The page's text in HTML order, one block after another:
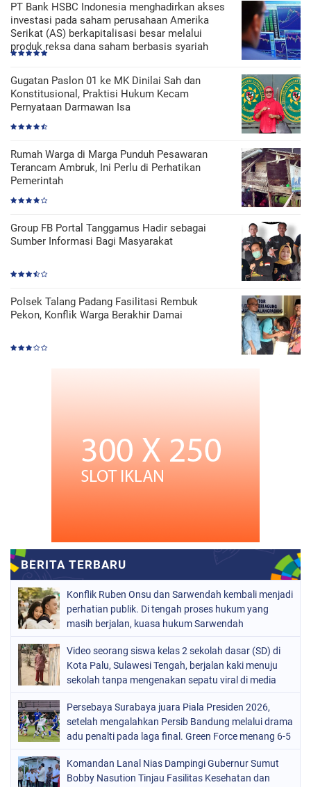
PT Bank HSBC Indonesia menghadirkan akses
investasi pada saham perusahaan Amerika
Serikat (AS) berkapitalisasi besar melalui
produk reksa dana saham berbasis syariah
Gugatan Paslon 01 ke MK Dinilai Sah dan
Konstitusional, Praktisi Hukum Kecam
Pernyataan Darmawan Isa
Rumah Warga di Marga Punduh Pesawaran
Terancam Ambruk, Ini Perlu di Perhatikan
Pemerintah
Group FB Portal Tanggamus Hadir sebagai
Sumber Informasi Bagi Masyarakat
Polsek Talang Padang Fasilitasi Rembuk
Pekon, Konflik Warga Berakhir Damai
Konflik Ruben Onsu dan Sarwendah kembali menjadi
perhatian publik. Di tengah proses hukum yang
masih berjalan, kuasa hukum Sarwendah
Video seorang siswa kelas 2 sekolah dasar (SD) di
Kota Palu, Sulawesi Tengah, berjalan kaki menuju
sekolah tanpa mengenakan sepatu viral di media
Persebaya Surabaya juara Piala Presiden 2026,
setelah mengalahkan Persib Bandung melalui drama
adu penalti pada laga final. Green Force menang 6-5
menit
Komandan Lanal Nias Dampingi Gubernur Sumut
Bobby Nasution Tinjau Fasilitas Kesehatan dan